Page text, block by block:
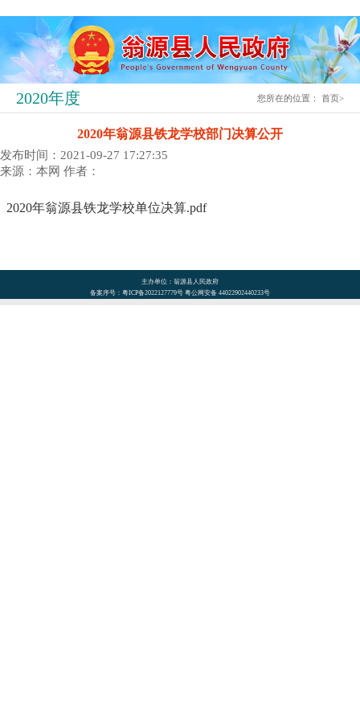
2020年度 您所在的位置：首页>
2020年翁源县铁龙学校部门决算公开
发布时间：2021-09-27 17:27:35
来源：本网 作者：
2020年翁源县铁龙学校单位决算.pdf
主办单位：翁源县人民政府
备案序号：粤ICP备2022127779号 粤公网安备 44022902440233号